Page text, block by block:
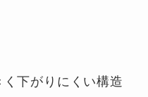
下がりにくい構造